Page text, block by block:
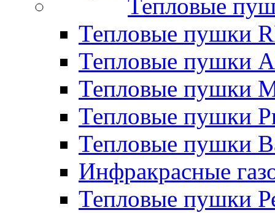
Тепловые
Тепловые пушки
Тепловые пушки
Тепловые пушки
Тепловые пушки
Тепловые пушки
Инфракрасные
Тепловые пушки